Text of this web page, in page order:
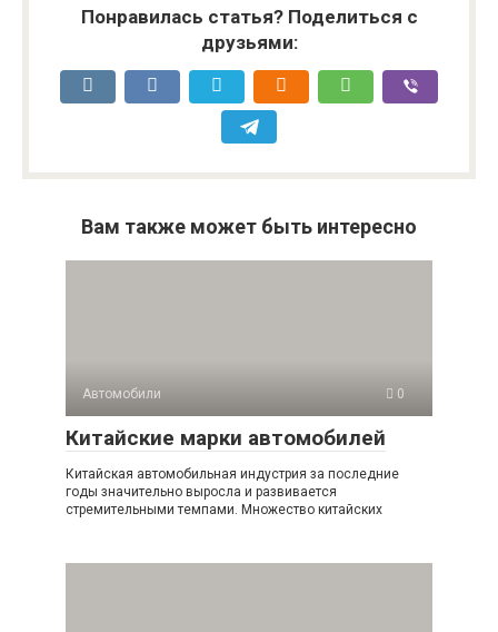
Понравилась статья? Поделиться с
друзьями:
Вам также может быть интересно
Автомобили 0
Китайские марки автомобилей
Китайская автомобильная индустрия за последние
годы значительно выросла и развивается
стремительными темпами. Множество китайских